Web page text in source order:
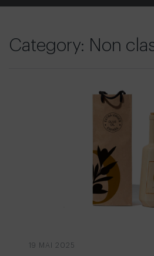
Category: Non
19 MAI 2025